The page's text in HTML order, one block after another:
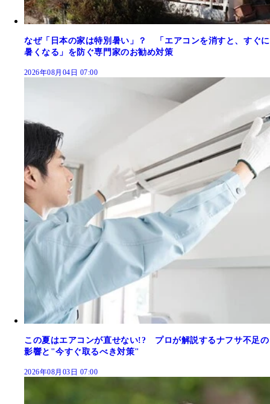
なぜ「日本の家は特別暑い」？ 「エアコンを消すと、すぐに
暑くなる」を防ぐ専門家のお勧め対策
2026年08月04日 07:00
この夏はエアコンが直せない!? プロが解説するナフサ不足の
影響と"今すぐ取るべき対策"
2026年08月03日 07:00